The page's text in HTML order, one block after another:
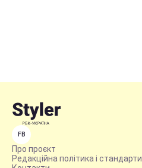
FB
Про проєкт
Редакційна політика і стандарти